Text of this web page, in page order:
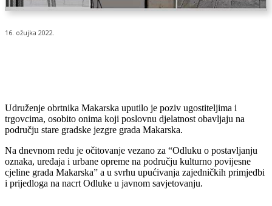
16. ožujka 2022.
Udruženje obrtnika Makarska uputilo je poziv ugostiteljima i
trgovcima, osobito onima koji poslovnu djelatnost obavljaju na
području stare gradske jezgre grada Makarska.
Na dnevnom redu je očitovanje vezano za “Odluku o postavljanju
oznaka, uređaja i urbane opreme na području kulturno povijesne
cjeline grada Makarska” a u svrhu upućivanja zajedničkih primjedbi
i prijedloga na nacrt Odluke u javnom savjetovanju.